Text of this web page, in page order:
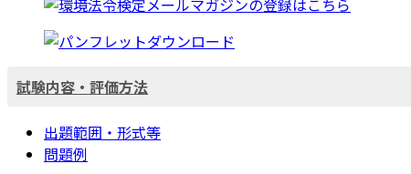
試験内容・評価方法
出題範囲・形式等
問題例